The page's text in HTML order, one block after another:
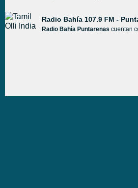
Radio Bahía 107.9 FM -
Radio Bahía Puntarenas cuentan